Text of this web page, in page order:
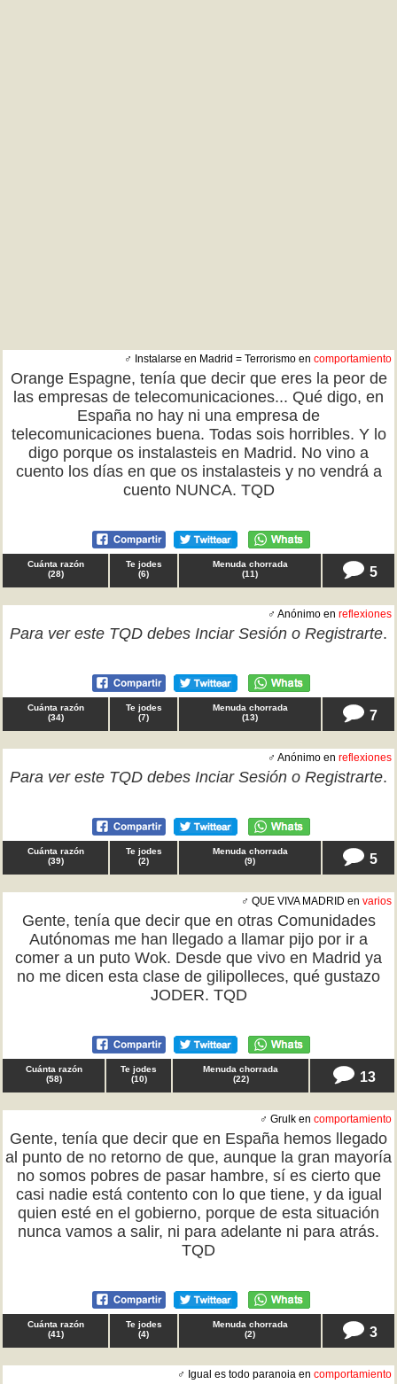
♂ Instalarse en Madrid = Terrorismo en comportamiento
Orange Espagne, tenía que decir que eres la peor de
las empresas de telecomunicaciones... Qué digo, en
España no hay ni una empresa de
telecomunicaciones buena. Todas sois horribles. Y lo
digo porque os instalasteis en Madrid. No vino a
cuento los días en que os instalasteis y no vendrá a
cuento NUNCA. TQD
Cuánta razón
(28)
Te jodes
(6)
Menuda chorrada
(11) 5
♂ Anónimo en reflexiones
Para ver este TQD debes Inciar Sesión o Registrarte.
Cuánta razón
(34)
Te jodes
(7)
Menuda chorrada
(13) 7
♂ Anónimo en reflexiones
Para ver este TQD debes Inciar Sesión o Registrarte.
Cuánta razón
(39)
Te jodes
(2)
Menuda chorrada
(9) 5
♂ QUE VIVA MADRID en varios
Gente, tenía que decir que en otras Comunidades
Autónomas me han llegado a llamar pijo por ir a
comer a un puto Wok. Desde que vivo en Madrid ya
no me dicen esta clase de gilipolleces, qué gustazo
JODER. TQD
Cuánta razón
(58)
Te jodes
(10)
Menuda chorrada
(22) 13
♂ Grulk en comportamiento
Gente, tenía que decir que en España hemos llegado
al punto de no retorno de que, aunque la gran mayoría
no somos pobres de pasar hambre, sí es cierto que
casi nadie está contento con lo que tiene, y da igual
quien esté en el gobierno, porque de esta situación
nunca vamos a salir, ni para adelante ni para atrás.
TQD
Cuánta razón
(41)
Te jodes
(4)
Menuda chorrada
(2) 3
♂ Igual es todo paranoia en comportamiento